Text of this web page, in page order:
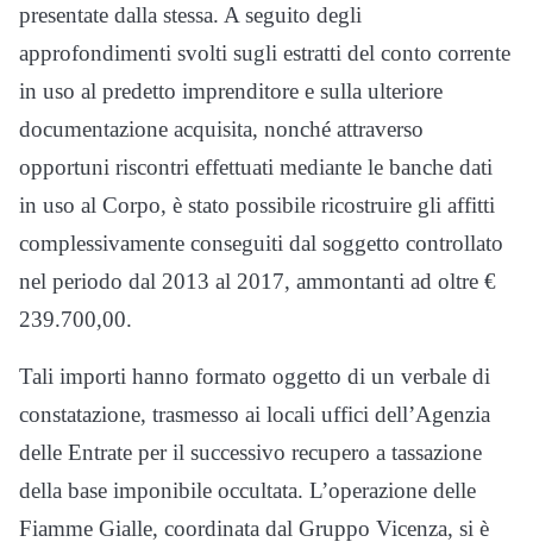
presentate dalla stessa. A seguito degli
approfondimenti svolti sugli estratti del conto corrente
in uso al predetto imprenditore e sulla ulteriore
documentazione acquisita, nonché attraverso
opportuni riscontri effettuati mediante le banche dati
in uso al Corpo, è stato possibile ricostruire gli affitti
complessivamente conseguiti dal soggetto controllato
nel periodo dal 2013 al 2017, ammontanti ad oltre €
239.700,00.
Tali importi hanno formato oggetto di un verbale di
constatazione, trasmesso ai locali uffici dell’Agenzia
delle Entrate per il successivo recupero a tassazione
della base imponibile occultata. L’operazione delle
Fiamme Gialle, coordinata dal Gruppo Vicenza, si è